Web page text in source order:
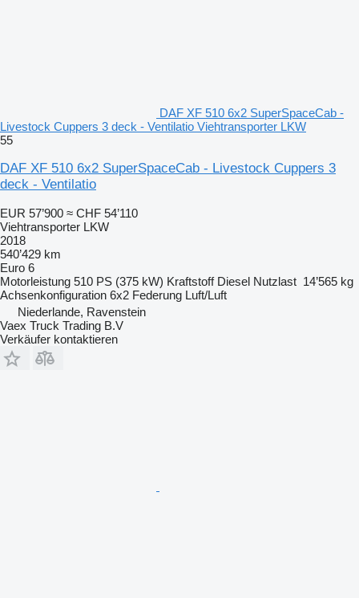
DAF XF 510 6x2 SuperSpaceCab -
Livestock Cuppers 3 deck - Ventilatio Viehtransporter LKW
55
DAF XF 510 6x2 SuperSpaceCab - Livestock Cuppers 3
deck - Ventilatio
EUR 57’900 ≈ CHF 54’110
Viehtransporter LKW
2018
540’429 km
Euro 6
Motorleistung 510 PS (375 kW) Kraftstoff Diesel Nutzlast 14’565 kg
Achsenkonfiguration 6x2 Federung Luft/Luft
Niederlande, Ravenstein
Vaex Truck Trading B.V
Verkäufer kontaktieren